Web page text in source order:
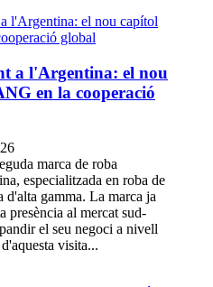
a l'Argentina: el nou
en la cooperació
marca de roba
especialitzada en roba de
d'alta gamma. La marca ja
presència al mercat sud-
el seu negoci a nivell
visita...